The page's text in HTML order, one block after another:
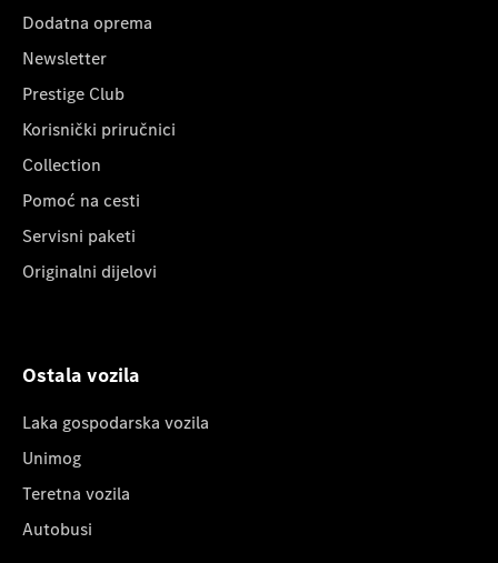
Dodatna oprema
Newsletter
Prestige Club
Korisnički priručnici
Collection
Pomoć na cesti
Servisni paketi
Originalni dijelovi
Ostala vozila
Laka gospodarska vozila
Unimog
Teretna vozila
Autobusi